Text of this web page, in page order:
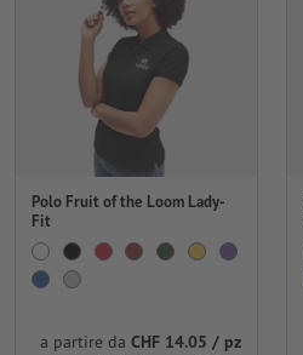
Polo Fruit of the Loom Lady-
Fit
a partire da CHF 14.05 / pz